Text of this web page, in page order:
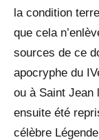
la condition
que cela
sources de ce
apocryphe du
ou à Saint Jean
ensuite été
célèbre